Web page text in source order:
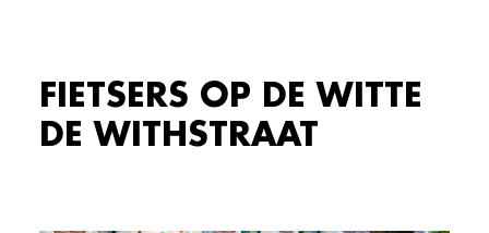
FIETSERS OP DE WITTE
DE WITHSTRAAT